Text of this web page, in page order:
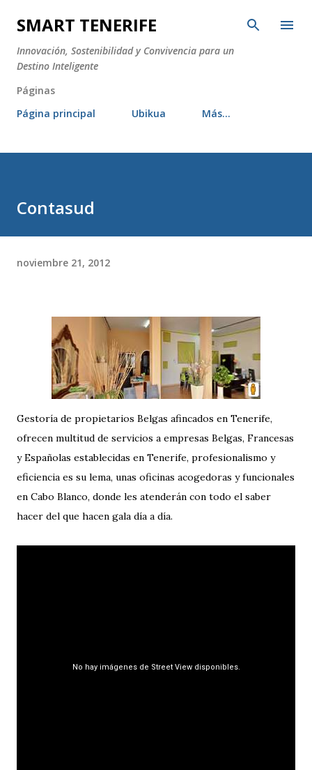
Ir al contenido principal
SMART TENERIFE
Innovación, Sostenibilidad y Convivencia para un
Destino Inteligente
Páginas
Página principal
Ubikua Más…
Contasud
noviembre 21, 2012
Gestoría de propietarios Belgas afincados en Tenerife,
ofrecen multitud de servicios a empresas Belgas, Francesas
y Españolas establecidas en Tenerife, profesionalismo y
eficiencia es su lema, unas oficinas acogedoras y funcionales
en Cabo Blanco, donde les atenderán con todo el saber
hacer del que hacen gala día a día.